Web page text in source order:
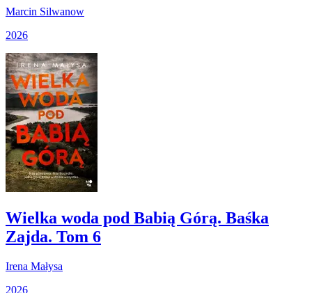
Marcin Silwanow
2026
Wielka woda pod Babią Górą. Baśka
Zajda. Tom 6
Irena Małysa
2026